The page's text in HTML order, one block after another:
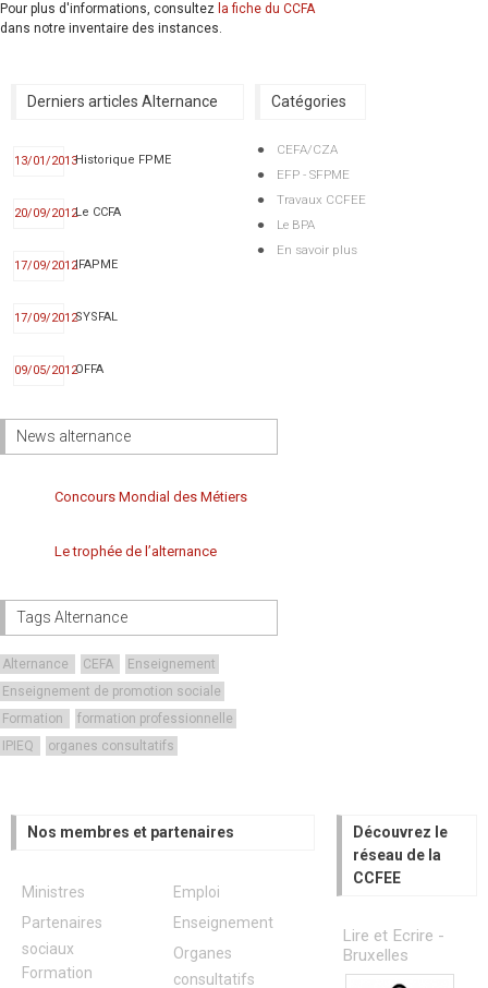
Pour plus d'informations, consultez la fiche du CCFA
dans notre inventaire des instances.
Derniers articles Alternance
13/01/2013Historique FPME
20/09/2012Le CCFA
17/09/2012IFAPME
17/09/2012SYSFAL
09/05/2012OFFA
Catégories
CEFA/CZA
EFP - SFPME
Travaux CCFEE
Le BPA
En savoir plus
News alternance
Concours Mondial des Métiers
Le trophée de l’alternance
Tags Alternance
Alternance CEFA
Enseignement
Enseignement de promotion sociale
Formation
formation professionnelle
IPIEQ
organes consultatifs
Nos membres et partenaires
Ministres
Partenaires
sociaux
Formation
Emploi
Enseignement
Organes
consultatifs
Découvrez le
réseau de la
CCFEE
Lire et Ecrire -
Bruxelles